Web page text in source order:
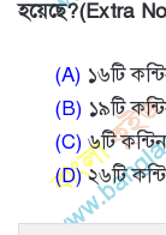
হয়েছে?(Extra
(A) ১৬টি
(B) ১৯টি
(C) ৬টি
(D)২৬টি